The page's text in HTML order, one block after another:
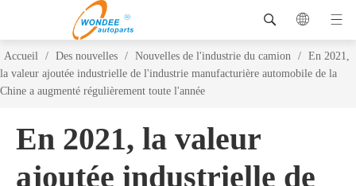
Accueil / Des nouvelles / Nouvelles de l'industrie du camion / En 2021,
la valeur ajoutée industrielle de l'industrie manufacturière automobile de la
Chine a augmenté régulièrement toute l'année
En 2021, la valeur
ajoutée industrielle de